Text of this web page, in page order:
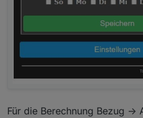
Für die Berechnung Bezug ->